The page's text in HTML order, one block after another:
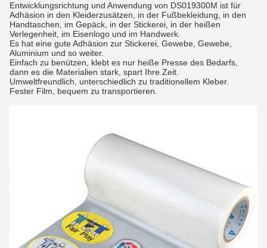
Entwicklungsrichtung und Anwendung von DS019300M ist für
Adhäsion in den Kleiderzusätzen, in der Fußbekleidung, in den
Handtaschen, im Gepäck, in der Stickerei, in der heißen
Verlegenheit, im Eisenlogo und im Handwerk.
Es hat eine gute Adhäsion zur Stickerei, Gewebe, Gewebe,
Aluminium und so weiter.
Einfach zu benützen, klebt es nur heiße Presse des Bedarfs,
dann es die Materialien stark, spart Ihre Zeit.
Umweltfreundlich, unterschiedlich zu traditionellem Kleber.
Fester Film, bequem zu transportieren.